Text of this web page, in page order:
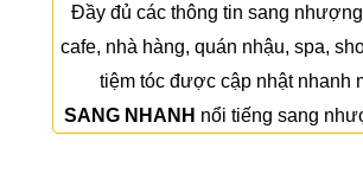
Đầy đủ các thông tin sang
cafe, nhà hàng, quán nhậu, spa,
tiệm tócđược cập nhật nhanh
SANG NHANH nổi tiếng sang